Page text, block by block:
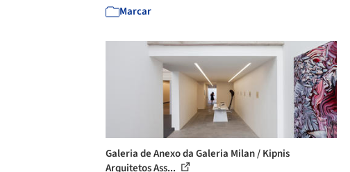
Marcar
Galeria de Anexo da Galeria Milan / Kipnis
Arquitetos Ass...